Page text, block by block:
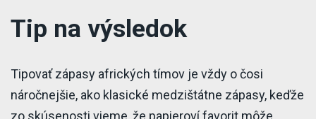
Tip na výsledok
Tipovať zápasy afrických tímov je vždy o čosi
náročnejšie, ako klasické medzištátne zápasy, keďže
zo skúsenosti vieme, že papieroví favorit môže